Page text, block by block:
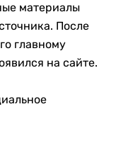
материалы
После
главному
на сайте.